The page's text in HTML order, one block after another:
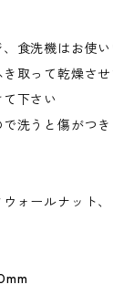
食洗機はお使い
取って乾燥させ
下さい
洗うと傷がつき
ォールナット